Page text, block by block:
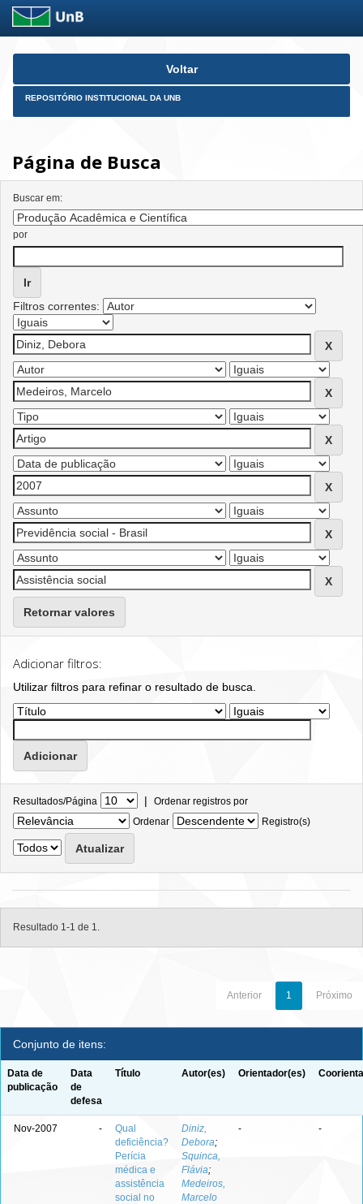
Skip
Voltar
REPOSITÓRIO INSTITUCIONAL DA UNB
Página de Busca
Buscar em:
por
Filtros correntes:
Retornar valores
Adicionar filtros:
Utilizar filtros para refinar o resultado de busca.
Resultados/Página | Ordenar registros por
Ordenar
Registro(s)
Resultado 1-1 de 1.
Anterior 1 Próximo
Conjunto de itens:
Data de
publicação
Data
de
defesa
Título Autor(es) Orientador(es)
Nov-2007 -
Qual
deficiência?
Perícia
médica e
assistência
social no
Diniz,
Debora;
Squinca,
Flávia;
Medeiros,
Marcelo
- -